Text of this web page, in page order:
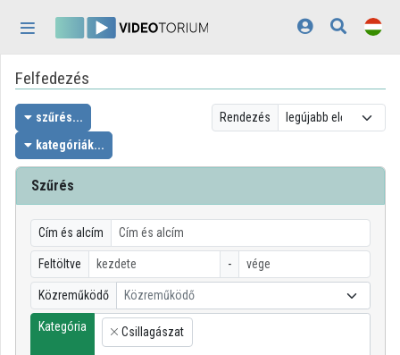
Kezdőlap
Bejelentkezés
Felfedezés
Kategóriák
Lejátszási listák
Intézmények
Közreműködők
világos
Felfedezés
szűrés...
kategóriák...
Rendezés
Szűrés
Cím és alcím
Feltöltve -
Közreműködő Közreműködő
Kategória
×
Csillagászat